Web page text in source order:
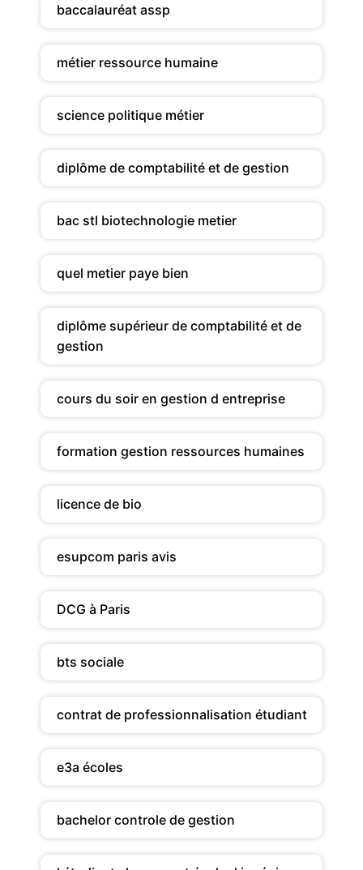
baccalauréat assp
métier ressource humaine
science politique métier
diplôme de comptabilité et de gestion
bac stl biotechnologie metier
quel metier paye bien
diplôme supérieur de comptabilité et de
gestion
cours du soir en gestion d entreprise
formation gestion ressources humaines
licence de bio
esupcom paris avis
DCG à Paris
bts sociale
contrat de professionnalisation étudiant
e3a écoles
bachelor controle de gestion